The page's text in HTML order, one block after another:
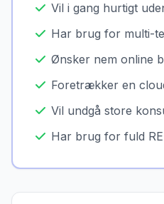
Vil i gang hurtigt
Har brug for multi-
Ønsker nem online
Foretrækker en
Vil undgå store
Har brug for fuld